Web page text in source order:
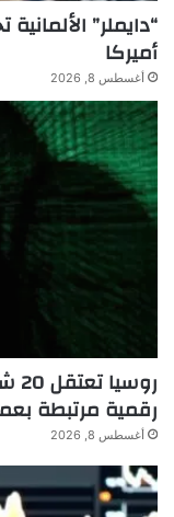
“دايملر”
أميركا
أغسطس 8, 2026
رقمية مرتبطة
أغسطس 8, 2026